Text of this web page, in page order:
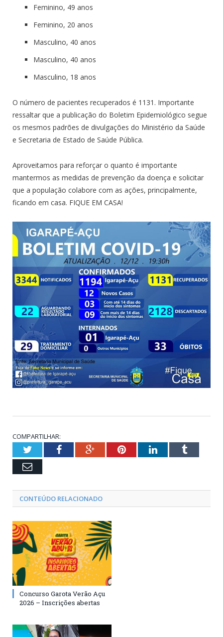
Feminino, 49 anos
Feminino, 20 anos
Masculino, 40 anos
Masculino, 40 anos
Masculino, 18 anos
O número de pacientes recuperados é 1131. Importante
ressaltar que a publicação do Boletim Epidemiológico segue
os mesmos padrões de divulgações do Ministério da Saúde
e Secretaria de Estado de Saúde Pública.
Aproveitamos para reforçar o quanto é importante
mantermos as medidas de prevenção da doença e solicitar
que a população colabore com as ações, principalmente,
ficando em casa. FIQUE EM CASA!
COMPARTILHAR:
TwitterFacebookGoogle+PinterestLinkedInTumblr
Email
CONTEÚDO RELACIONADO
Concurso Garota Verão Açu
2026 – Inscrições abertas